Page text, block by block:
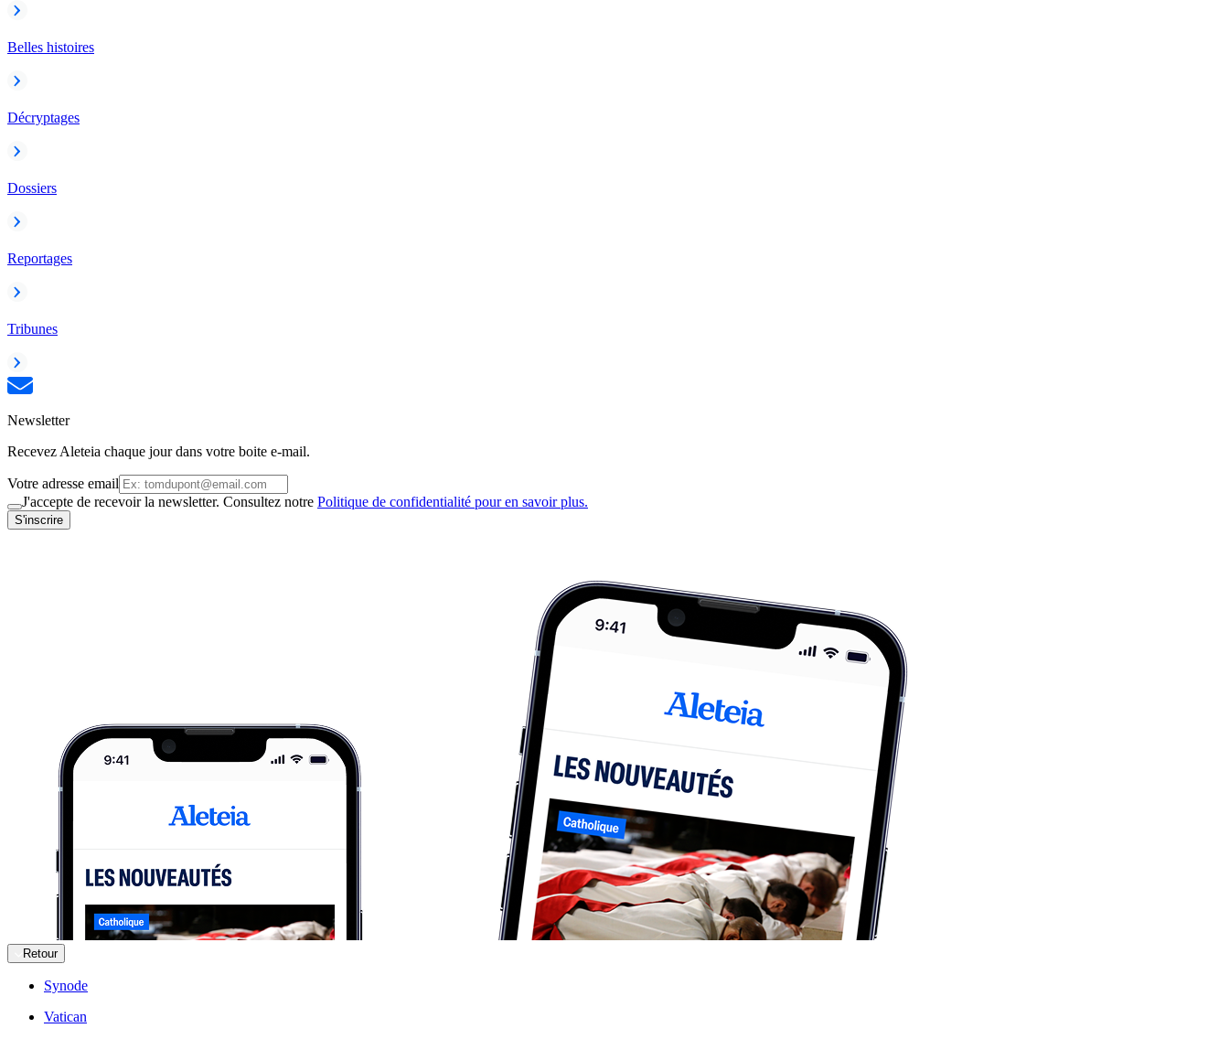
Belles histoires
Décryptages
Dossiers
Reportages
Tribunes
Newsletter
Recevez Aleteia chaque jour dans votre boite e-mail.
Votre adresse email
J'accepte de recevoir la newsletter. Consultez notre Politique de confidentialité pour en savoir plus.
S'inscrire
Retour
Synode
Vatican